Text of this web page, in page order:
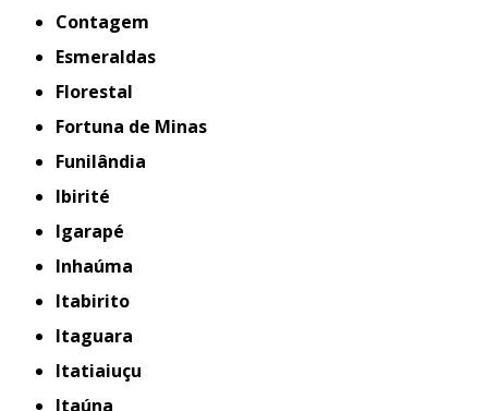
Contagem
Esmeraldas
Florestal
Fortuna de Minas
Funilândia
Ibirité
Igarapé
Inhaúma
Itabirito
Itaguara
Itatiaiuçu
Itaúna